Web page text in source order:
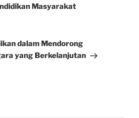
Masyarakat
dalam Mendorong
yang Berkelanjutan